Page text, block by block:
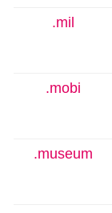
.mil
.mobi
.museum